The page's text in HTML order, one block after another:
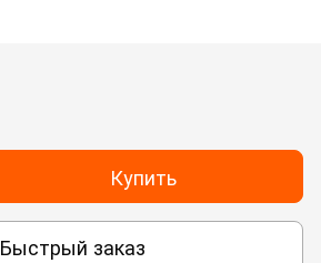
Купить
Быстрый заказ